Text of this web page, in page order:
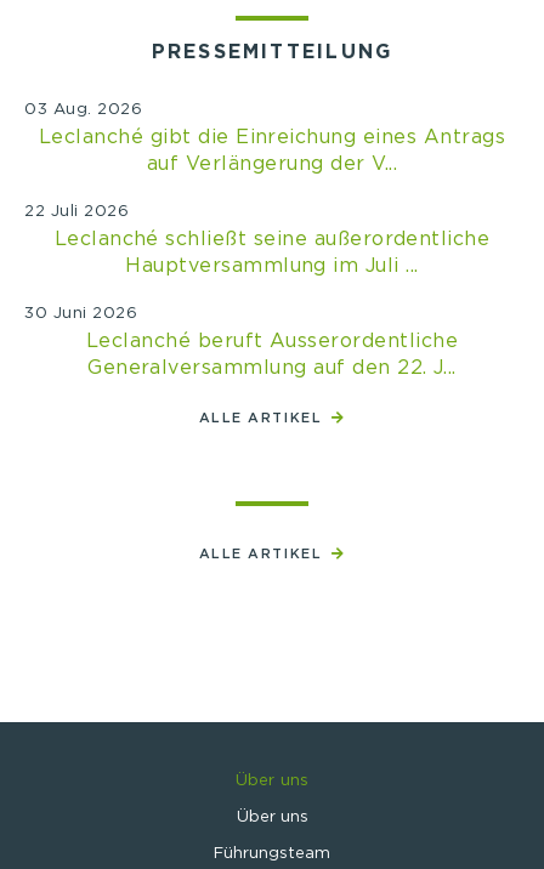
PRESSEMITTEILUNG
03 Aug. 2026
Leclanché gibt die Einreichung eines Antrags
auf Verlängerung der V...
22 Juli 2026
Leclanché schließt seine außerordentliche
Hauptversammlung im Juli ...
30 Juni 2026
Leclanché beruft Ausserordentliche
Generalversammlung auf den 22. J...
ALLE ARTIKEL
ALLE ARTIKEL
Über uns
Über uns
Führungsteam